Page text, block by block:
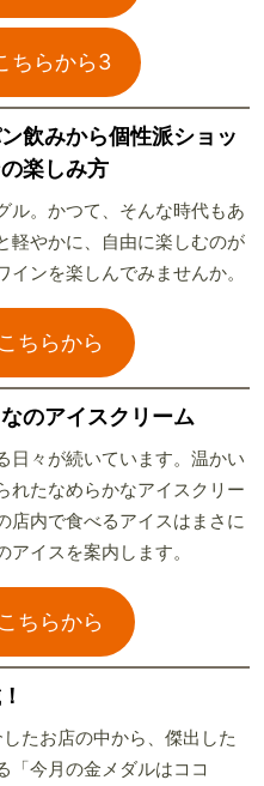
ちらから3
飲みから個性派ショッ
楽しみ方
ル。かつて、そんな時代もあ
軽やかに、自由に楽しむのが
ンを楽しんでみませんか。
ちらから
のアイスクリーム
日々が続いています。温かい
れたなめらかなアイスクリー
内で食べるアイスはまさに
イスを案内します。
ちらから
たお店の中から、傑出した
「今月の金メダルはココ